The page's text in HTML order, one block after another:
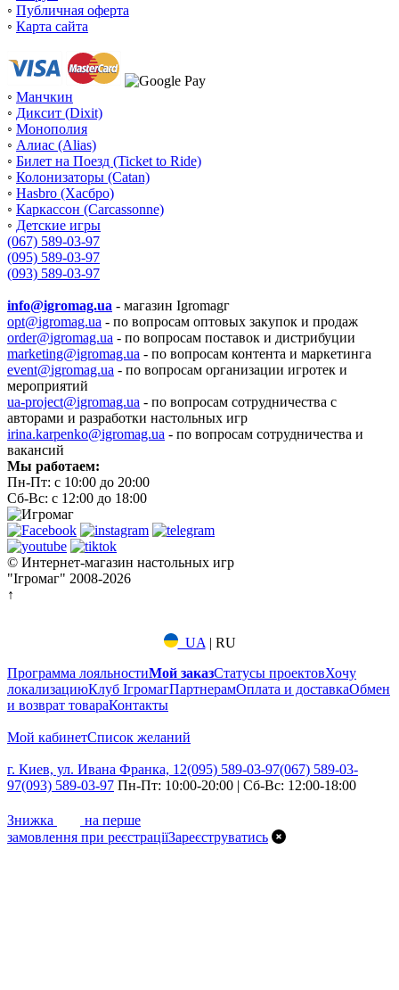
◦ Публичная оферта
◦ Карта сайта
◦ Манчкин
◦ Диксит (Dixit)
◦ Монополия
◦ Алиас (Alias)
◦ Билет на Поезд (Ticket to Ride)
◦ Колонизаторы (Catan)
◦ Hasbro (Хасбро)
◦ Каркассон (Carcassonne)
◦ Детские игры
(067) 589-03-97
(095) 589-03-97
(093) 589-03-97
info@igromag.ua - магазин Igromagг
opt@igromag.ua - по вопросам оптовых закупок и продаж
order@igromag.ua - по вопросам поставок и дистрибуции
marketing@igromag.ua - по вопросам контента и маркетинга
event@igromag.ua - по вопросам организации игротек и
мероприятий
ua-project@igromag.ua - по вопросам сотрудничества с
авторами и разработки настольных игр
irina.karpenko@igromag.ua - по вопросам сотрудничества и
вакансий
Мы работаем:
Пн-Пт: с 10:00 до 20:00
Сб-Вс: с 12:00 до 18:00
© Интернет-магазин настольных игр
"Ігромаг" 2008-2026
↑
UA | RU
Программа лояльностиМой заказСтатусы проектовХочу
локализациюКлуб ІгромагПартнерамОплата и доставкаОбмен
и возврат товараКонтакты
Мой кабинетСписок желаний
г. Киев, ул. Ивана Франка, 12(095) 589-03-97(067) 589-03-
97(093) 589-03-97 Пн-Пт: 10:00-20:00 | Сб-Вс: 12:00-18:00
Знижка
на перше
замовлення при реєстраціїЗареєструватись